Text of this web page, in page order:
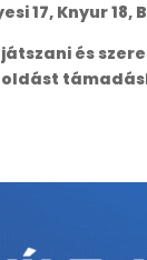
17, Knyur
és